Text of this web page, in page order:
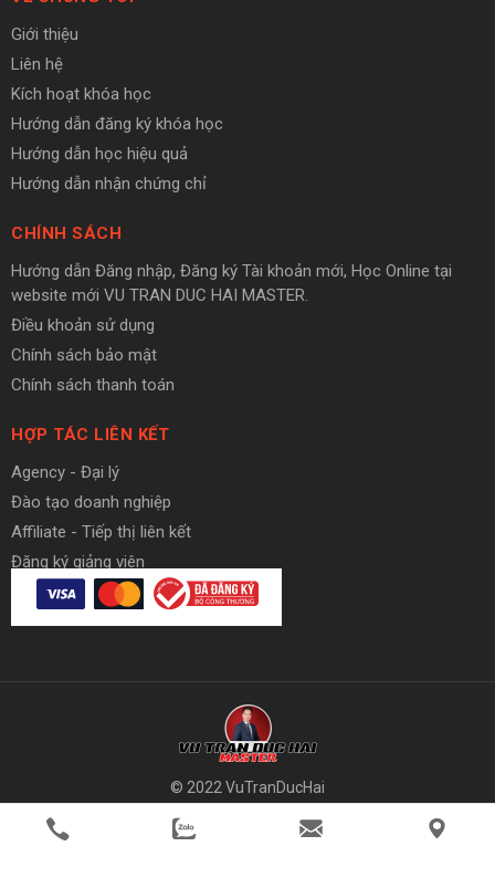
Giới thiệu
Liên hệ
Kích hoạt khóa học
Hướng dẫn đăng ký khóa học
Hướng dẫn học hiệu quả
Hướng dẫn nhận chứng chỉ
CHÍNH SÁCH
Hướng dẫn Đăng nhập, Đăng ký Tài khoản mới, Học Online tại
website mới VU TRAN DUC HAI MASTER.
Điều khoản sử dụng
Chính sách bảo mật
Chính sách thanh toán
HỢP TÁC LIÊN KẾT
Agency - Đại lý
Đào tạo doanh nghiệp
Affiliate - Tiếp thị liên kết
Đăng ký giảng viên
© 2022 VuTranDucHai